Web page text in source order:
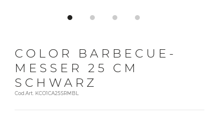
COLOR BARBECUE-
MESSER 25 CM
SCHWARZ
Cod.Art. KCO1CA25SRMBL